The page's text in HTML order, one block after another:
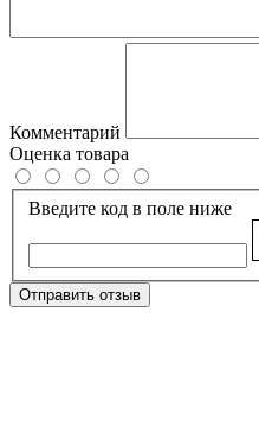
Комментарий
Оценка товара
Введите код в поле ниже
Отправить отзыв